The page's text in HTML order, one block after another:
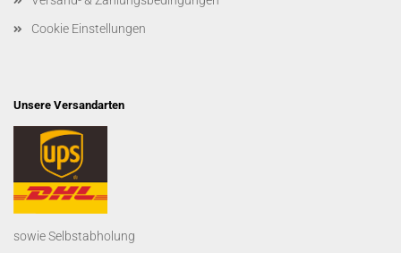
Cookie Einstellungen
Unsere Versandarten
sowie Selbstabholung